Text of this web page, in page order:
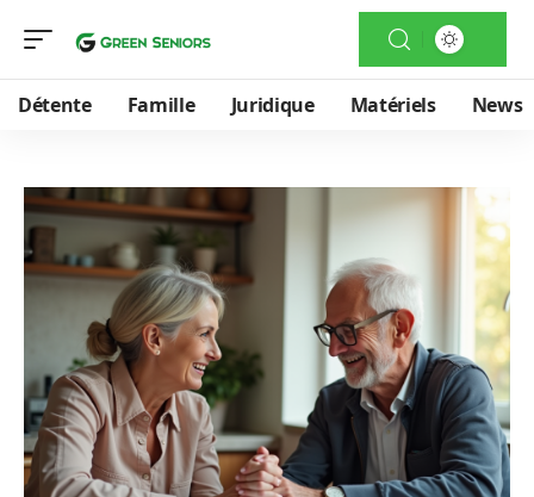
Détente Famille Juridique Matériels News